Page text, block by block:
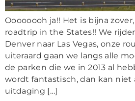
Oooooooh ja!! Het is bijna
roadtrip in the States!! We
Denver naar Las Vegas, onze
uiteraard gaan we langs alle
de parken die we in 2013 al
wordt fantastisch, dan kan niet
uitdaging […]